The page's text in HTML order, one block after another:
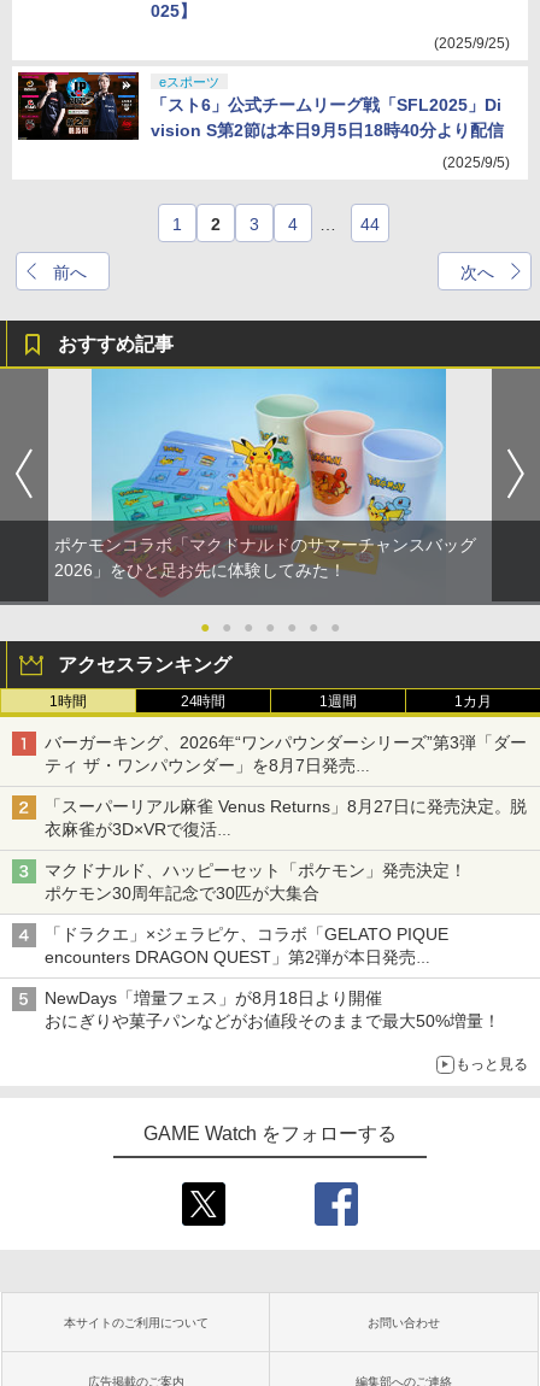
025】
(2025/9/25)
eスポーツ
「スト6」公式チームリーグ戦「SFL2025」Di
vision S第2節は本日9月5日18時40分より配信
(2025/9/5)
前へ
1 2 3 4 44
次へ
おすすめ記事
ポケモンコラボ「マクドナルドのサマーチャンスバッグ
2026」をひと足お先に体験してみた！
● ● ● ● ● ● ●
アクセスランキング
1時間 24時間 1週間 1カ月
バーガーキング、2026年“ワンパウンダーシリーズ”第3弾「ダー
ティ ザ・ワンパウンダー」を8月7日発売
「特製ガーリックマヨソース」を使用した超大型チーズバーガー
「スーパーリアル麻雀 Venus Returns」8月27日に発売決定。脱
衣麻雀が3D×VRで復活
発売から2週間は20%オフになるセールが実施
マクドナルド、ハッピーセット「ポケモン」発売決定！
ポケモン30周年記念で30匹が大集合
「ドラクエ」×ジェラピケ、コラボ「GELATO PIQUE
encounters DRAGON QUEST」第2弾が本日発売
アイスカップに入ったスライムやわたぼう、ベビーサタンなどが
オリジナルアートで登場
NewDays「増量フェス」が8月18日より開催
おにぎりや菓子パンなどがお値段そのままで最大50%増量！
もっと見る
GAME Watch をフォローする
本サイトのご利用について お問い合わせ
広告掲載のご案内 編集部へのご連絡